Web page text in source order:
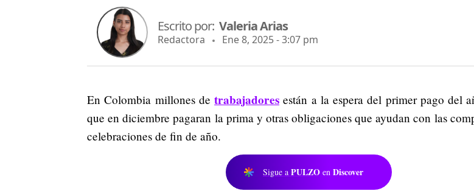
Escrito por: Valeria Arias
Redactora Ene 8, 2025 - 3:07 pm
En Colombia millones detrabajadores están a la espera del primer pago del
que en diciembre pagaran la prima y otras obligaciones que ayudan con las
celebraciones de fin de año.
Sigue a PULZO en Discover